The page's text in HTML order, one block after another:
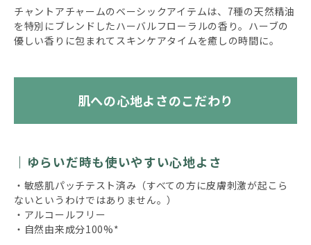
チャントアチャームのベーシックアイテムは、7種の天然精油
を特別にブレンドしたハーバルフローラルの香り。ハーブの
優しい香りに包まれてスキンケアタイムを癒しの時間に。
肌への心地よさのこだわり
ゆらいだ時も使いやすい心地よさ
・敏感肌パッチテスト済み（すべての方に皮膚刺激が起こら
ないというわけではありません。）
・アルコールフリー
・自然由来成分100%*